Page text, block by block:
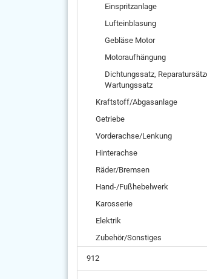
Einspritzanlage
Lufteinblasung
Gebläse Motor
Motoraufhängung
Dichtungssatz,
Wartungssatz
Kraftstoff/Abgasanlage
Getriebe
Vorderachse/Lenkung
Hinterachse
Räder/Bremsen
Hand-/Fußhebelwerk
Karosserie
Elektrik
Zubehör/Sonstiges
912